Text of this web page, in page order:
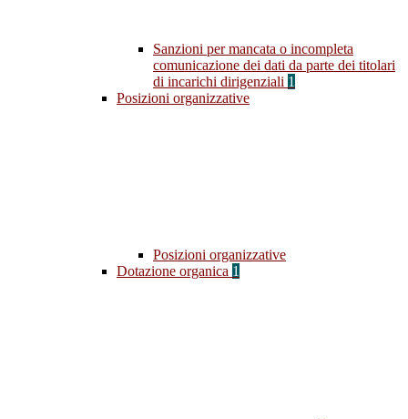
Sanzioni per mancata o incompleta
comunicazione dei dati da parte dei titolari
di incarichi dirigenziali 1
Posizioni organizzative
Posizioni organizzative
Dotazione organica 1